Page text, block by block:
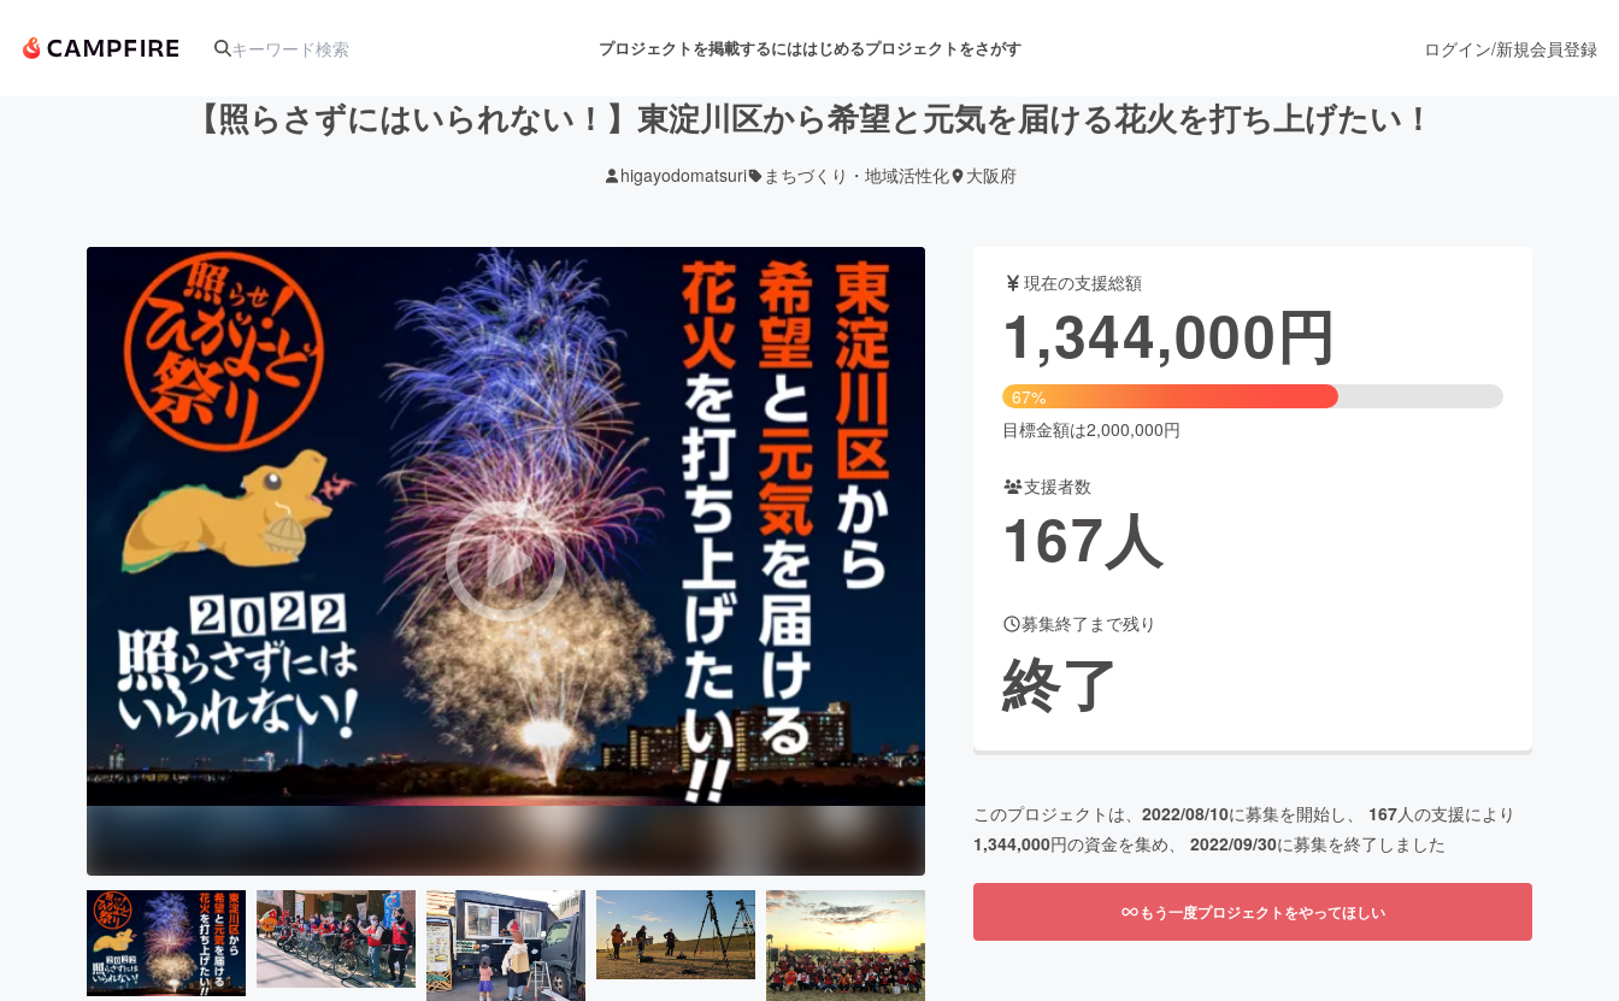
プロジェクトを掲載するにははじめるプロジェクトをさがす
アート・写真 音楽 舞台・パフォーマンス
テクノロジー・ガジェット ゲーム・サービス開発 フード・飲食店 ファッション
映像・映画 書籍・雑誌出版 アニメ・漫画
ビジネス・起業 チャレンジ ビューティー・ヘルスケア
まちづくり・地域活性化
CAMPFIRE for Social Good
CAMPFIREふるさと納税
ログイン/新規会員登録
【照らさずにはいられない！】東淀川区から希望と元気を届ける花火を打ち上げたい！
higayodomatsuri まちづくり・地域活性化 大阪府
現在の支援総額
1,344,000円
67%
目標金額は2,000,000円
支援者数
167人
募集終了まで残り
終了
このプロジェクトは、 2022/08/10に募集を開始し、 167人の支援により
1,344,000円の資金を集め、 2022/09/30に募集を終了しました
もう一度プロジェクトをやってほしい